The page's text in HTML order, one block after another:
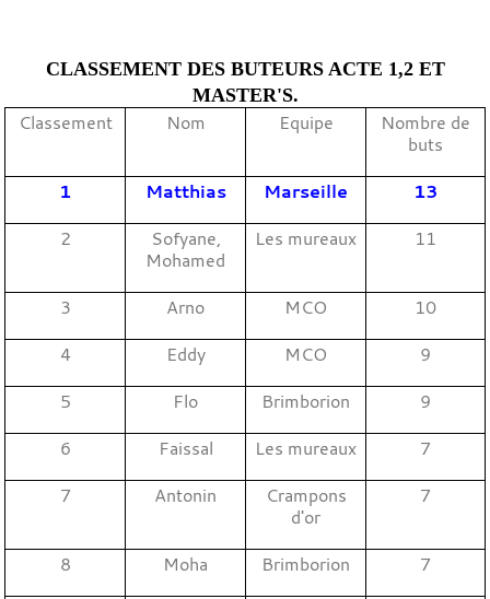
CLASSEMENT DES BUTEURS ACTE 1,2 ET
MASTER'S.
Classement Nom Equipe
Nombre de
buts
1
Matthias Marseille
13
2
Sofyane,
Mohamed
Les mureaux 11
3 Arno MCO
10
4
Eddy MCO
9
5
Flo Brimborion
9
6
Faissal Les mureaux
7
7
Antonin
Crampons
d'or
7
8 Moha Brimborion
7